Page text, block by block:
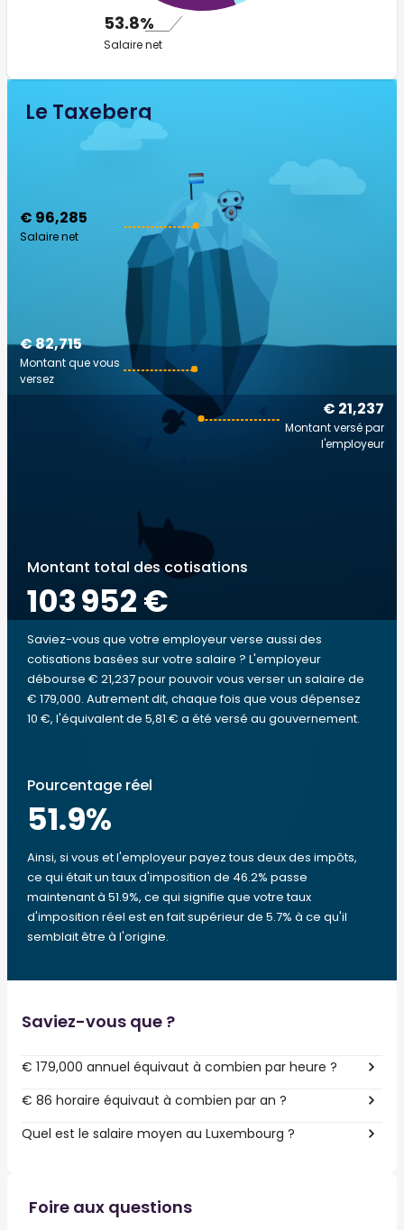
53.8%
Salaire net
Le Taxeberg
€ 96,285
Salaire net
€ 21,237
Montant versé par
l'employeur
€ 82,715
Montant que vous
versez
Montant total des cotisations
103 952 €
Saviez-vous que votre employeur verse aussi des
cotisations basées sur votre salaire ? L'employeur
débourse € 21,237 pour pouvoir vous verser un salaire de
€ 179,000. Autrement dit, chaque fois que vous dépensez
10 €, l'équivalent de 5,81 € a été versé au gouvernement.
Pourcentage réel
51.9%
Ainsi, si vous et l'employeur payez tous deux des impôts,
ce qui était un taux d'imposition de 46.2% passe
maintenant à 51.9%, ce qui signifie que votre taux
d'imposition réel est en fait supérieur de 5.7% à ce qu'il
semblait être à l'origine.
Saviez-vous que ?
€ 179,000 annuel équivaut à combien par heure ?
€ 86 horaire équivaut à combien par an ?
Quel est le salaire moyen au Luxembourg ?
Foire aux questions